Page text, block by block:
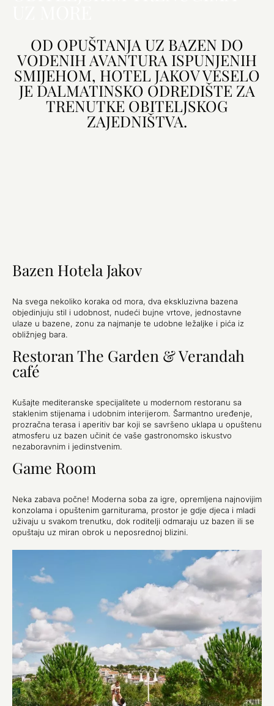
OD OPUŠTANJA UZ BAZEN DO
VODENIH AVANTURA ISPUNJENIH
SMIJEHOM, HOTEL JAKOV VESELO
JE DALMATINSKO ODREDIŠTE ZA
TRENUTKE OBITELJSKOG
ZAJEDNIŠTVA.
Bazen Hotela Jakov
Na svega nekoliko koraka od mora, dva ekskluzivna bazena
objedinjuju stil i udobnost, nudeći bujne vrtove, jednostavne
ulaze u bazene, zonu za najmanje te udobne ležaljke i pića iz
obližnjeg bara.
Restoran The Garden & Verandah
café
Kušajte mediteranske specijalitete u modernom restoranu sa
staklenim stijenama i udobnim interijerom. Šarmantno uređenje,
prozračna terasa i aperitiv bar koji se savršeno uklapa u opuštenu
atmosferu uz bazen učinit će vaše gastronomsko iskustvo
nezaboravnim i jedinstvenim.
Game Room
Neka zabava počne! Moderna soba za igre, opremljena najnovijim
konzolama i opuštenim garniturama, prostor je gdje djeca i mladi
uživaju u svakom trenutku, dok roditelji odmaraju uz bazen ili se
opuštaju uz miran obrok u neposrednoj blizini.